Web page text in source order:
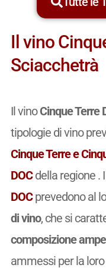
Il vino
Sciacchetrà
Il vinoCinque Terre
tipologie di vino
Cinque Terre e
DOCdella regione .
DOCprevedono al
di vino, che si
composizione
ammessi per la